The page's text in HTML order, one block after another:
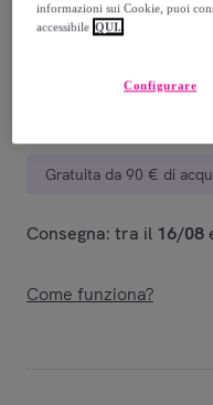
Consegna
Gratuita da 90 € di
Consegna: tra il 16/08
Come funziona?
informazioni sui Cookie, puoi
accessibile QUI.
Configurare